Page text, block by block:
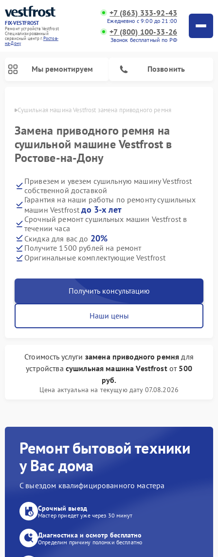
FIX-VESTFROST
Ремонт устройств Vestfrost
Специализированный
cервисный центр г.Ростов-
на-Дону
+7 (863) 333-92-43
Ежедневно с 9:00 до 21:00
+7 (800) 100-33-26
Звонок бесплатный по РФ
Мы ремонтируем Позвонить
Сушильная машина Vestfrost замена приводного ремня
Замена приводного ремня на
сушильной машине Vestfrost в
Ростове-на-Дону
Привезем и увезем сушильную машину Vestfrost
собственной доставкой
Гарантия на наши работы по ремонту сушильных
машин Vestfrostдо 3-х лет
Срочный ремонт сушильных машин Vestfrost в
течении часа
Скидка для вас до 20%
Получите 1500 рублей на ремонт
Оригинальные комплектующие Vestfrost
Получить консультацию
Наши цены
Стоимость услуги замена приводного ремня для
устройства сушильная машина Vestfrostот 500
руб.
Цена актуальна на текущую дату 07.08.2026
Ремонт бытовой техники
у Вас дома
С выездом квалифицированного мастера
Срочный выезд
Мастер приедет уже через 30 минут
Диагностика и осмотр бесплатно
Определим причину поломки бесплатно